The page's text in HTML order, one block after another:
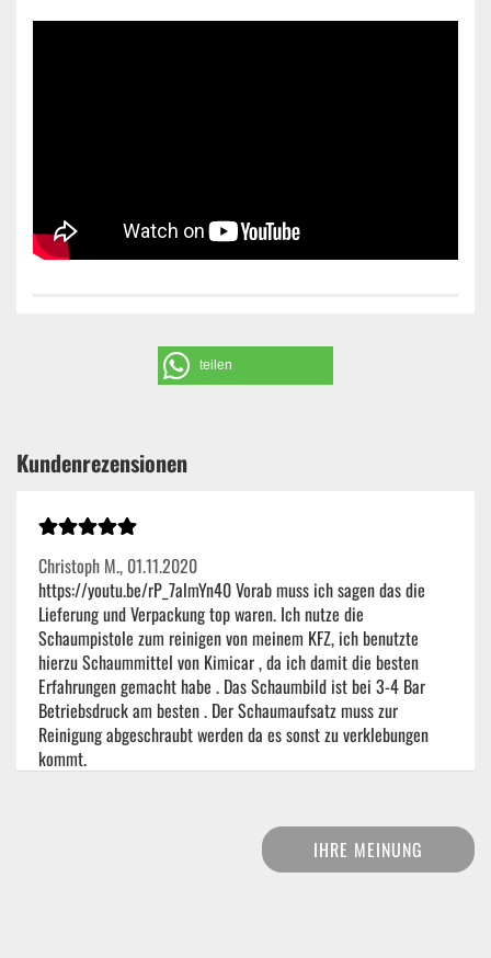
teilen
Kundenrezensionen
Christoph M., 01.11.2020
https://youtu.be/rP_7almYn40 Vorab muss ich sagen das die
Lieferung und Verpackung top waren. Ich nutze die
Schaumpistole zum reinigen von meinem KFZ, ich benutzte
hierzu Schaummittel von Kimicar , da ich damit die besten
Erfahrungen gemacht habe . Das Schaumbild ist bei 3-4 Bar
Betriebsdruck am besten . Der Schaumaufsatz muss zur
Reinigung abgeschraubt werden da es sonst zu verklebungen
kommt.
IHRE MEINUNG